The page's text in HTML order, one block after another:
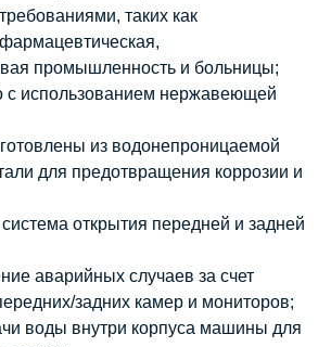
таких как
промышленность и больницы;
с использованием нержавеющей
из водонепроницаемой
для предотвращения коррозии и
открытия передней и задней
аварийных случаев за счет
задних камер и мониторов;
воды внутри корпуса машины для